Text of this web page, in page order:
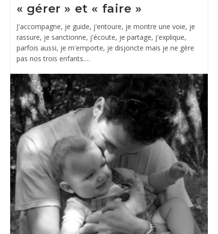
« gérer » et « faire »
J'accompagne, je guide, j'entoure, je montre une voie, je
rassure, je sanctionne, j'écoute, je partage, j'explique,
parfois aussi, je m'emporte, je disjoncte mais je ne gère
pas nos trois enfants.…